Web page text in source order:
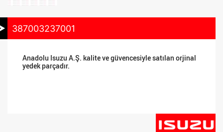
387003237001
Anadolu Isuzu A.Ş. kalite ve güvencesiyle satılan orjinal
yedek parçadır.